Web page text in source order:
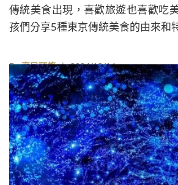
傳統美食出現，喜歡旅遊也喜歡吃
孩們分享5種東京傳統美食的由來和
By享民頭條| 2024/12/14